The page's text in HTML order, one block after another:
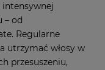
intensywnej
– od
Regularne
utrzymać włosy w
przesuszeniu,